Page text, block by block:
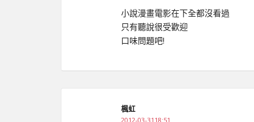
小說漫畫電影在下全都沒看過
只有聽說很受歡迎
口味問題吧!
楓虹
2012-03-3118:51